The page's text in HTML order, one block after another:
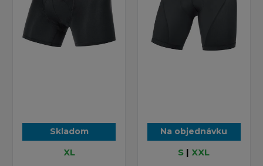
Skladom
XL
Na objednávku
S | XXL